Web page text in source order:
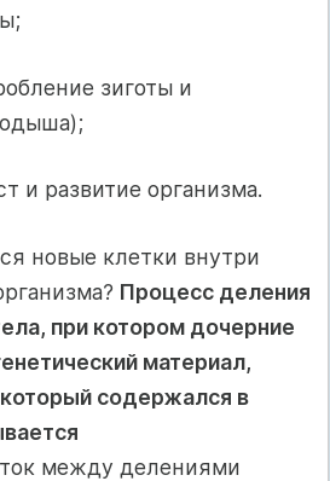
зиготы и
и развитие организма.
новые клетки внутри
Процесс деления
при котором дочерние
материал,
содержался в
между делениями